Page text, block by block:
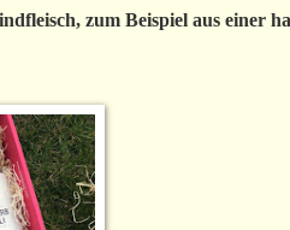
zum Beispiel aus einer